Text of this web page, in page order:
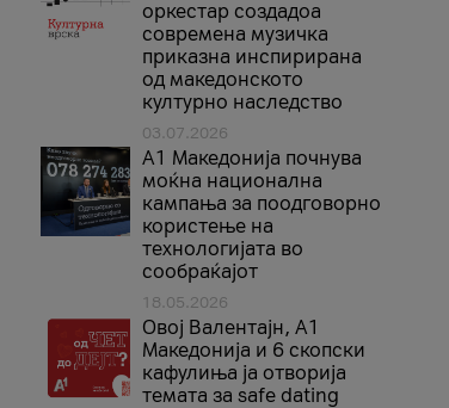
оркестар создадоа
современа музичка
приказна инспирирана
од македонското
културно наследство
03.07.2026
A1 Македонија почнува
моќна национална
кампања за поодговорно
користење на
технологијата во
сообраќајот
18.05.2026
Овој Валентајн, A1
Македонија и 6 скопски
кафулиња ја отворија
темата за safe dating